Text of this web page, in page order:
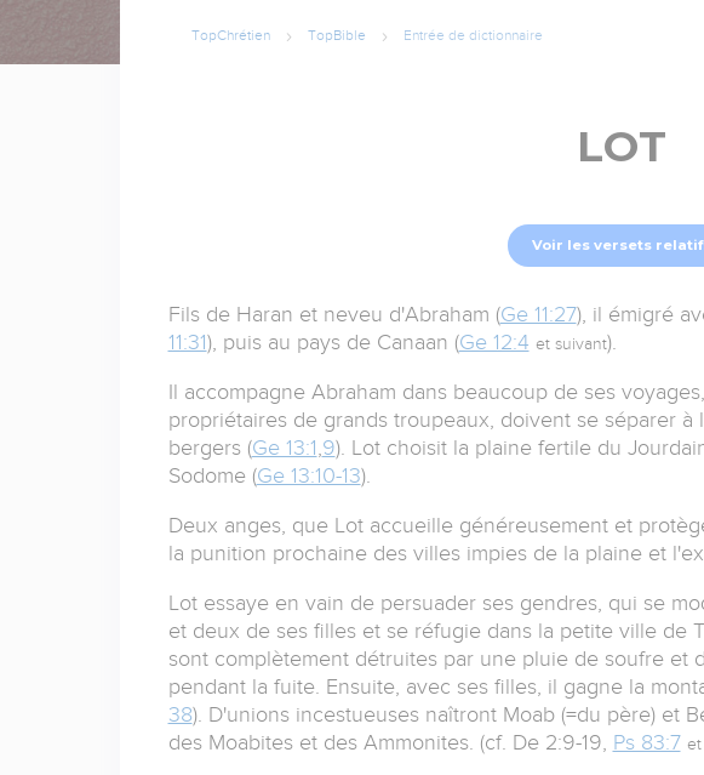
TopChrétien TopBible Entrée de dictionnaire
LOT
Voir les versets
Fils de Haran et neveu d'Abraham (Ge 11:27), il émigré
11:31), puis au pays de Canaan (Ge 12:4 et suivant).
Il accompagne Abraham dans beaucoup de ses
propriétaires de grands troupeaux, doivent se séparer
bergers (Ge 13:1 9). Lot choisit la plaine fertile du
Sodome (Ge 13:10-13).
Deux anges, que Lot accueille généreusement et
la punition prochaine des villes impies de la plaine et
Lot essaye en vain de persuader ses gendres, qui se
et deux de ses filles et se réfugie dans la petite ville de
sont complètement détruites par une pluie de soufre et
pendant la fuite. Ensuite, avec ses filles, il gagne la
38). D'unions incestueuses naîtront Moab (=du père) et
des Moabites et des Ammonites. (cf. De 2:9-19, Ps 83:7